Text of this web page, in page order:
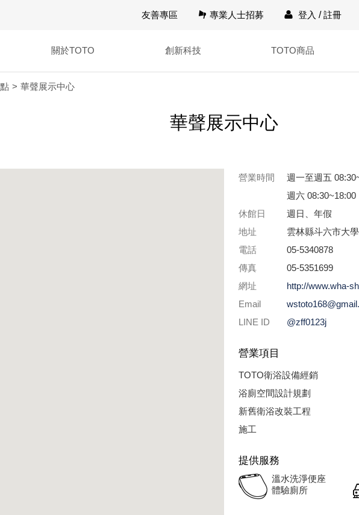
友善專區 專業人士招募 登入 /註冊
關於TOTO 創新科技 TOTO商品
華聲展示中心
華聲展示中心
營業時間
週一至週五
週六 08:30~18:00
休館日
週日、年假
地址
雲林縣斗六市大
電話
05-5340878
傳真
05-5351699
網址
http://www.wha-
Email
LINE ID
@zff0123j
營業項目
TOTO衛浴設備經銷
浴廁空間設計規劃
新舊衛浴改裝工程
施工
提供服務
溫水洗淨便座
體驗廁所